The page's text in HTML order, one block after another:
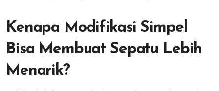
Kenapa Modifikasi Simpel
Bisa Membuat Sepatu Lebih
Menarik?